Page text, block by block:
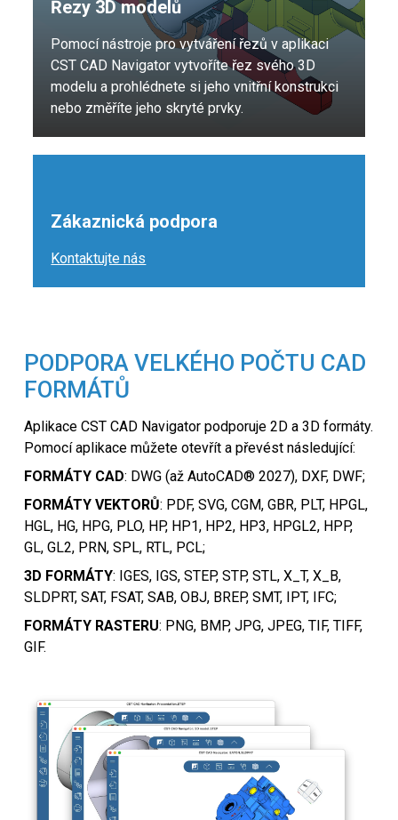
Řezy 3D modelů
Pomocí nástroje pro vytváření řezů v aplikaci
CST CAD Navigator vytvoříte řez svého 3D
modelu a prohlédnete si jeho vnitřní konstrukci
nebo změříte jeho skryté prvky.
Zákaznická podpora
Kontaktujte nás
PODPORA VELKÉHO POČTU CAD
FORMÁTŮ
Aplikace CST CAD Navigator podporuje 2D a 3D formáty.
Pomocí aplikace můžete otevřít a převést následující:
FORMÁTY CAD: DWG (až AutoCAD® 2027), DXF, DWF;
FORMÁTY VEKTORŮ: PDF, SVG, CGM, GBR, PLT, HPGL,
HGL, HG, HPG, PLO, HP, HP1, HP2, HP3, HPGL2, HPP,
GL, GL2, PRN, SPL, RTL, PCL;
3D FORMÁTY: IGES, IGS, STEP, STP, STL, X_T, X_B,
SLDPRT, SAT, FSAT, SAB, OBJ, BREP, SMT, IPT, IFC;
FORMÁTY RASTERU: PNG, BMP, JPG, JPEG, TIF, TIFF,
GIF.